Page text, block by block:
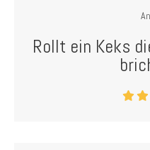
Rollt ein Keks